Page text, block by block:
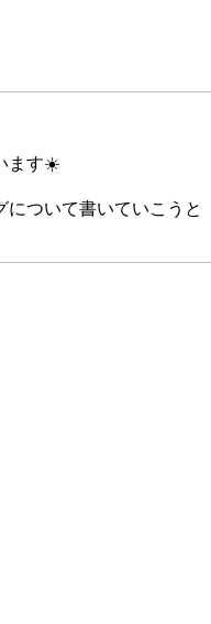
ます☀️
ついて書いていこうと